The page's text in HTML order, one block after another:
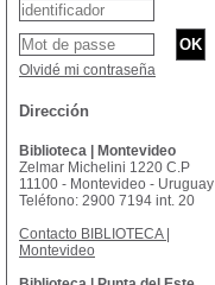
Olvidé mi contraseña
Dirección
Biblioteca | Montevideo
Zelmar Michelini 1220 C.P
11100 - Montevideo - Uruguay
Teléfono: 2900 7194 int. 20
Contacto BIBLIOTECA |
Montevideo